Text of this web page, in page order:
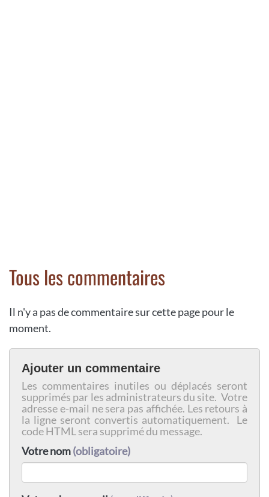
Tous les commentaires
Il n'y a pas de commentaire sur cette page pour le
moment.
Ajouter un commentaire
Les commentaires inutiles ou déplacés seront
supprimés par les administrateurs du site. Votre
adresse e-mail ne sera pas affichée. Les retours à
la ligne seront convertis automatiquement. Le
code HTML sera supprimé du message.
Votre nom(obligatoire)